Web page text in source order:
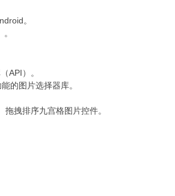
。
API）。
的图片选择器库。
拽排序九宫格图片控件。